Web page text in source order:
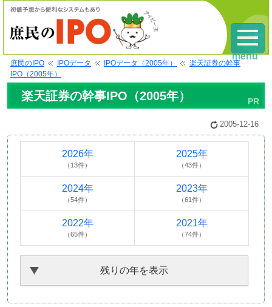
庶民のIPO IPOデータ IPOデータ（2005年）
楽天証券の幹事
IPO（2005年）
楽天証券の幹事IPO（2005年）
2005-12-16
2026年
（13件）
2025年
（43件）
2024年
（54件）
2023年
（61件）
2022年
（65件）
2021年
（74件）
残りの年を表示
menu